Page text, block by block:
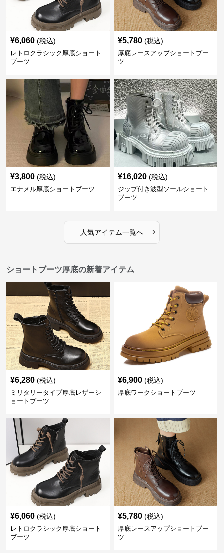
¥6,060 (税込)
レトロクラシック厚底ショート
ブーツ
¥5,780 (税込)
厚底レースアップショートブー
ツ
¥3,800 (税込)
エナメル厚底ショートブーツ
¥16,020 (税込)
ジップ付き波型ソールショート
ブーツ
人気アイテム一覧へ ›
ショートブーツ厚底の新着アイテム
¥6,280 (税込)
ミリタリータイプ厚底レザーシ
ョートブーツ
¥6,900 (税込)
厚底ワークショートブーツ
¥6,060 (税込)
レトロクラシック厚底ショート
ブーツ
¥5,780 (税込)
厚底レースアップショートブー
ツ